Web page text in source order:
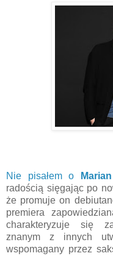
Nie pisałem o
radością sięgając po
że promuje on
premiera
charakteryzuje się
znanym z innych
wspomagany przez